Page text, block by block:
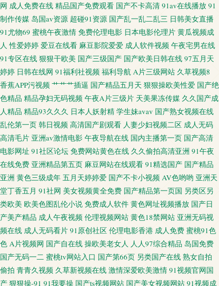
友秘密入口 天天日夜夜肏 97av资源
网 成人免费在线 精品国产免费观看 国产不卡高清 91av在线播放 91
制作传媒 岛国av资源 超碰91资源 国产乱一乱二乱三 日韩美女直播
91尤物69 蜜桃午夜激情 免费伦理电影 日本电影伦理片 黄瓜视频成
人 性爱婷婷 爱豆在线看 麻豆影院爱爱 成人软件视频 午夜宅男在线
91专区在线 狠狠干欧美 国产三级国产 国产欧美日韩在线 97五月天
婷婷 日韩在线网 91福利社视频 福利导航 A片三级网站 久草视频8
香蕉APP污视频 艹艹艹插逼 国产精品五月天 狠狠操欧美性爱 国产绝
色精品 精品孕妇无码视频 午夜A片三级片 天美果冻传媒 久久国产成
人精品 精品93久久久 日本人妖射精 学生妹avav 国产熟女视频在线
乱伦第一页 韩日视频 高清国产剧观看 人妻少妇视频二区 成人无码
高清毛片 亚洲av激情电影 午夜导航在线 国内主播第一页 国产高清
电影网址 91社区论坛 免费网站黄色在线 久久偷拍高清亚洲 91午夜
在线免费 亚洲精品第五页 麻豆网站在线观看 91精选国产 国产精品
亚洲 黄色三级成年 五月天婷婷爱 国产不卡小视频 AV色哟哟 亚洲天
堂丁香五月 91社网 美女视频黄全免费 国产精品第一页国 另类区另
类欧美 欧美色图乱伦小说 免费成人软件 黄色网址视频播放 国产日
产美产精品 成人午夜视频 伦理视频网站 黄色18禁网站 亚洲无码视
频在线 成人无码看片 91原创社区 伦理电影香港 成人免费 蜜桃91色
色 A片视频网 国产自在线 操欧美老女人 人人97综合精品 岛国免费
国产无码一二 蜜桃tv网站入口 国产第66页 另类国产在线 熟女自拍
偷拍 青青久视频 久草新视频在线 激情深爱欧美激情 91视频官网国
产 狠狠操-91 91我要操 国产ts视频网站 国产美女视频网站 91视频成